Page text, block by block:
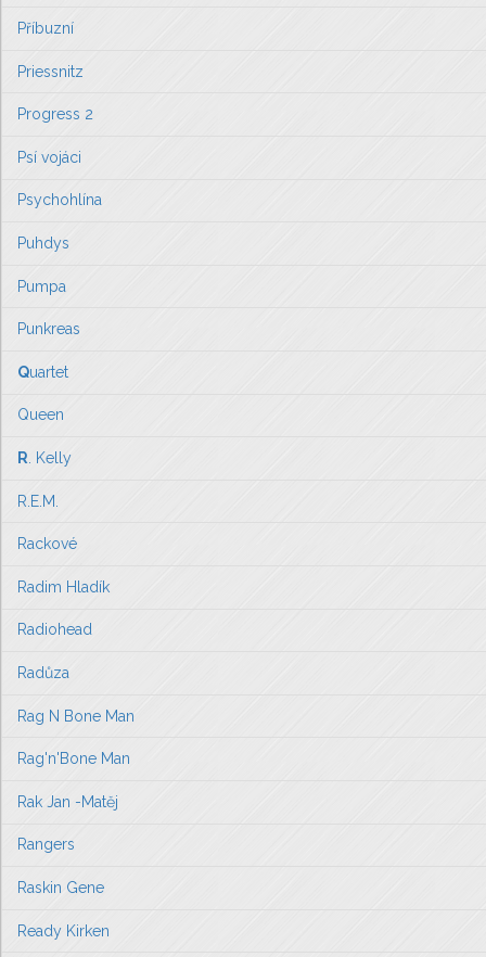
Příbuzní
Priessnitz
Progress 2
Psí vojáci
Psychohlína
Puhdys
Pumpa
Punkreas
Quartet
Queen
R . Kelly
R.E.M.
Rackové
Radim Hladík
Radiohead
Radůza
Rag N Bone Man
Rag'n'Bone Man
Rak Jan -Matěj
Rangers
Raskin Gene
Ready Kirken